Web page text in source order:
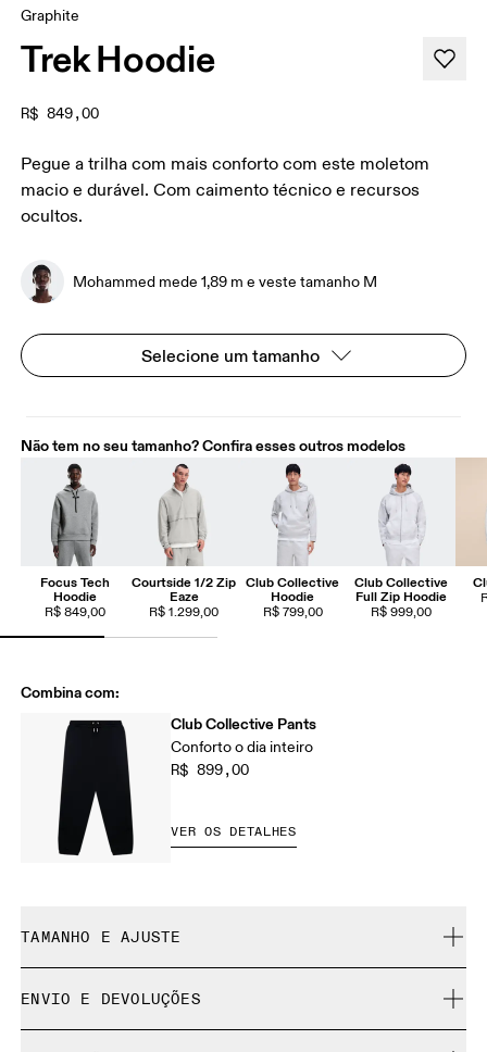
Graphite
Trek Hoodie
R$ 849,00
Pegue a trilha com mais conforto com este moletom
macio e durável. Com caimento técnico e recursos
ocultos.
Mohammed mede 1,89 m e veste tamanho M
Selecione um tamanho
Não tem no seu tamanho? Confira esses outros modelos
Focus Tech
Hoodie
R$ 849,00
Courtside 1/2 Zip
Eaze
R$ 1.299,00
Club Collective
Hoodie
R$ 799,00
Club Collective
Full Zip Hoodie
R$ 999,00
Combina com:
Club Collective Pants
Conforto o dia inteiro
R$ 899,00
VER OS DETALHES
TAMANHO E AJUSTE
ENVIO E DEVOLUÇÕES